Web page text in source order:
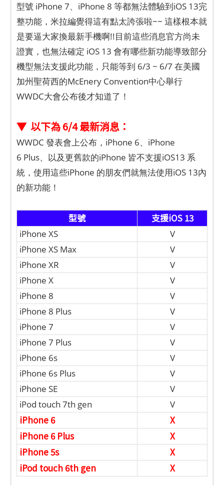
型號 iPhone 7、iPhone 8 等都無法體驗到iOS 13完
整功能，米拉編覺得這有點太誇張啦~~ 這樣根本就
是要逼大家換最新手機啊!!目前這些消息官方尚未
證實，也無法確定 iOS 13 會有哪些新功能導致部分
機型無法支援此功能，只能等到 6/3 ~ 6/7 在美國
加州聖荷西的McEnery Convention中心舉行
WWDC大會公布後才知道了！
▼ 以下為 6/4 最新消息：
WWDC 發表會上公布，iPhone 6、iPhone
6 Plus、以及更舊款的iPhone 皆不支援iOS13 系
統，使用這些iPhone 的朋友們就無法使用iOS 13內
的新功能！
型號 支援iOS 13
iPhone XS
V
iPhone XS Max
V
iPhone XR
V
iPhone X
V
iPhone 8
V
iPhone 8 Plus
V
iPhone 7
V
iPhone 7 Plus
V
iPhone 6s
V
iPhone 6s Plus
V
iPhone SE
V
iPod touch 7th gen
V
iPhone 6
X
iPhone 6 Plus
X
iPhone 5s
X
iPod touch 6th gen
X